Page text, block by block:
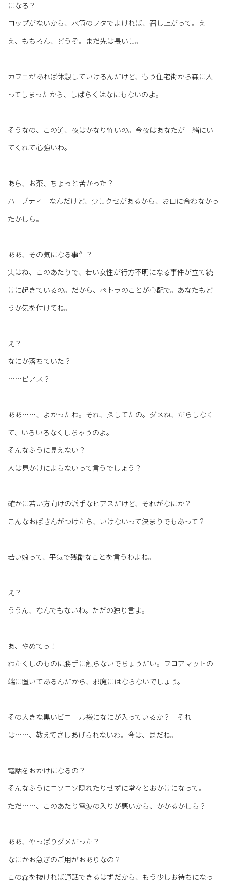
になる？
コップがないから、水筒のフタでよければ、召し上がって。え
え、もちろん、どうぞ。まだ先は長いし。
カフェがあれば休憩していけるんだけど、もう住宅街から森に入
ってしまったから、しばらくはなにもないのよ。
そうなの、この道、夜はかなり怖いの。今夜はあなたが一緒にい
てくれて心強いわ。
あら、お茶、ちょっと苦かった？
ハーブティーなんだけど、少しクセがあるから、お口に合わなかっ
たかしら。
ああ、その気になる事件？
実はね、このあたりで、若い女性が行方不明になる事件が立て続
けに起きているの。だから、ペトラのことが心配で。あなたもど
うか気を付けてね。
え？
なにか落ちていた？
……ピアス？
ああ……、よかったわ。それ、探してたの。ダメね、だらしなく
て、いろいろなくしちゃうのよ。
そんなふうに見えない？
人は見かけによらないって言うでしょう？
確かに若い方向けの派手なピアスだけど、それがなにか？
こんなおばさんがつけたら、いけないって決まりでもあって？
若い娘って、平気で残酷なことを言うわよね。
え？
ううん、なんでもないわ。ただの独り言よ。
あ、やめてっ！
わたくしのものに勝手に触らないでちょうだい。フロアマットの
端に置いてあるんだから、邪魔にはならないでしょう。
その大きな黒いビニール袋になにが入っているか？ それ
は……、教えてさしあげられないわ。今は、まだね。
電話をおかけになるの？
そんなふうにコソコソ隠れたりせずに堂々とおかけになって。
ただ……、このあたり電波の入りが悪いから、かかるかしら？
ああ、やっぱりダメだった？
なにかお急ぎのご用がおありなの？
この森を抜ければ通話できるはずだから、もう少しお待ちになっ